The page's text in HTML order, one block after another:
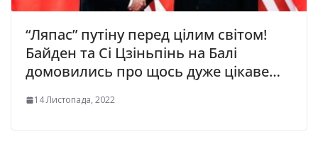
“Ляпас” пyтінy перед цілим світом!
Байден та Сі Цзіньпінь на Балі
домовились про щось дуже цікаве…
14 Листопада, 2022